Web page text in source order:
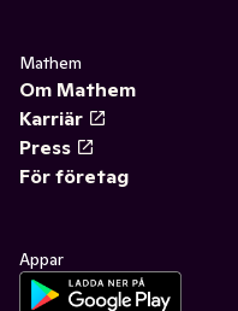
Mathem
Om Mathem
Karriär
Press
För företag
Appar